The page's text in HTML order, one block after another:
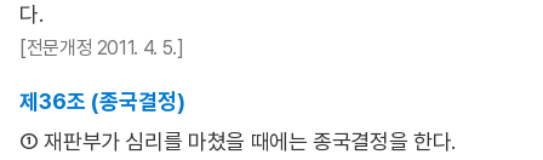
다.
[전문개정 2011. 4. 5.]
제36조 (종국결정)
① 재판부가 심리를 마쳤을 때에는 종국결정을 한다.